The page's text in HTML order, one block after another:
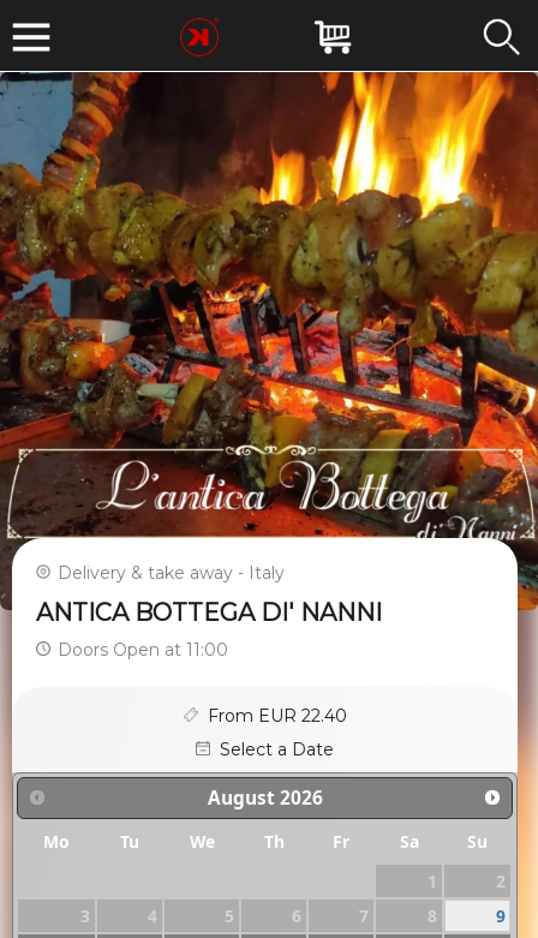
Delivery & take away - Italy
ANTICA BOTTEGA DI' NANNI
Doors Open at 11:00
From EUR 22.40
Select a Date
August 2026
Mo Tu We Th Fr Sa
Su
1
2
3
4 5 6 7 8
9